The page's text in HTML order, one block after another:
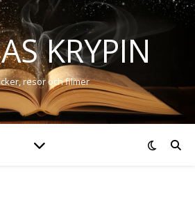
KRYPIN
resor och filmer